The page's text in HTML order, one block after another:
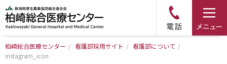
トップページ
柏崎総合医療センター / 看護部採用サイト / 看護部について /
instagram_icon